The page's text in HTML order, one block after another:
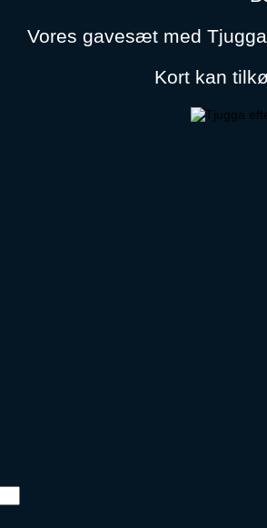
Vores gavesæt med
Kort kan